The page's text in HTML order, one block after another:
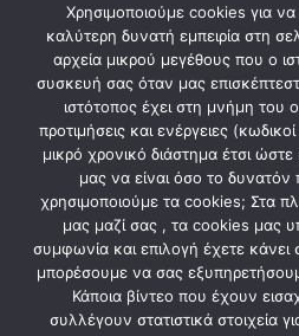
ΠΕΡΙΓΡΑΦΉ
ΑΞΙΟΛΟΓΉΣΕΙΣ (0)
ΚΑΛΩΔΙΟ NYA ΗΟ7V-U
ΣΧΕΤΙΚΆ ΠΡΟΪΌΝΤΑ
Χρησιμοποιούμε cookies για
καλύτερη δυνατή εμπειρία στη
αρχεία μικρού μεγέθους που ο
συσκευή σας όταν μας
ιστότοπος έχει στη μνήμη του
προτιμήσεις και ενέργειες
μικρό χρονικό διάστημα έτσι
μας να είναι όσο το δυνατόν
χρησιμοποιούμε τα cookies; Στα
μας μαζί σας , τα cookies μας
συμφωνία και επιλογή έχετε
μπορέσουμε να σας
Κάποια βίντεο που έχουν
συλλέγουν στατιστικά στοιχεία